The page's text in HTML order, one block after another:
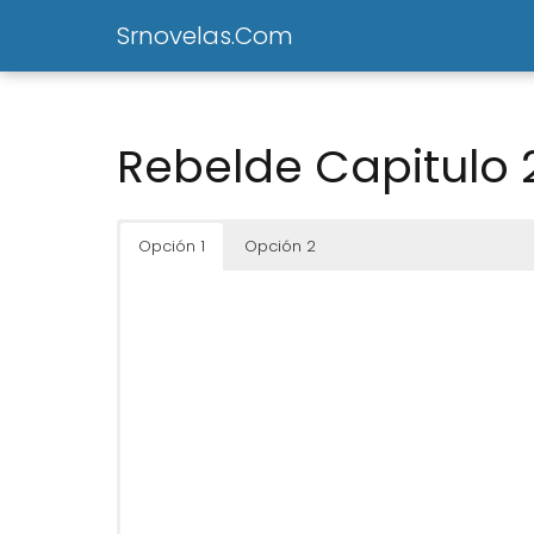
Srnovelas.Com
Rebelde Capitulo
Opción 1 Opción 2